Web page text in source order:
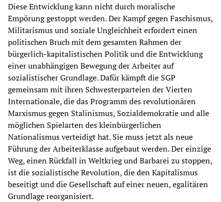
Diese Entwicklung kann nicht durch moralische
Empörung gestoppt werden. Der Kampf gegen Faschismus,
Militarismus und soziale Ungleichheit erfordert einen
politischen Bruch mit dem gesamten Rahmen der
bürgerlich-kapitalistischen Politik und die Entwicklung
einer unabhängigen Bewegung der Arbeiter auf
sozialistischer Grundlage. Dafür kämpft die SGP
gemeinsam mit ihren Schwesterparteien der Vierten
Internationale, die das Programm des revolutionären
Marxismus gegen Stalinismus, Sozialdemokratie und alle
möglichen Spielarten des kleinbürgerlichen
Nationalismus verteidigt hat. Sie muss jetzt als neue
Führung der Arbeiterklasse aufgebaut werden. Der einzige
Weg, einen Rückfall in Weltkrieg und Barbarei zu stoppen,
ist die sozialistische Revolution, die den Kapitalismus
beseitigt und die Gesellschaft auf einer neuen, egalitären
Grundlage reorganisiert.